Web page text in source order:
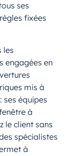
ses
fixées
les
engagées en
mis à
ses équipes
à
le client sans
spécialistes
à